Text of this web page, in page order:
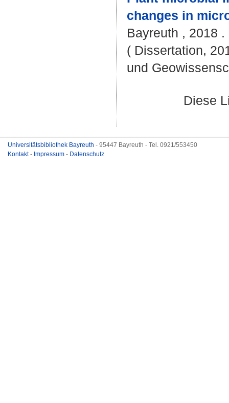
changes in
Bayreuth , 2018
( Dissertation,
und
Diese
Universitätsbibliothek Bayreuth - 95447 Bayreuth - Tel. 0921/553450
Kontakt- Impressum - Datenschutz